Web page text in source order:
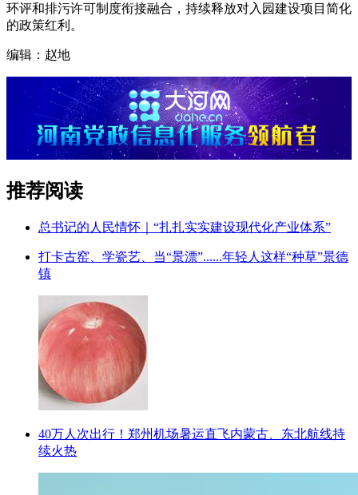
环评和排污许可制度衔接融合，持续释放对入园建设项目简化
的政策红利。
编辑：赵地
推荐阅读
总书记的人民情怀｜“扎扎实实建设现代化产业体系”
打卡古窑、学瓷艺、当“景漂”......年轻人这样“种草”景德
镇
40万人次出行！郑州机场暑运直飞内蒙古、东北航线持
续火热